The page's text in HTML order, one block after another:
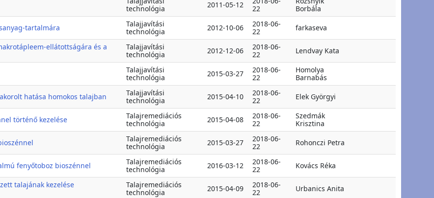
technológia
2011-05-12
22
Borbála
tartalmára
Talajjavítási
technológia
2012-10-06
2018-06-
22
farkaseva
ellátottságára és a
Talajjavítási
technológia
2012-12-06
2018-06-
22
Lendvay Kata
Talajjavítási
technológia
2015-03-27
2018-06-
22
Homolya
Barnabás
hatása homokos talajban
Talajjavítási
technológia
2015-04-10
2018-06-
22
Elek Györgyi
történő kezelése
Talajremediációs
technológia
2015-04-08
2018-06-
22
Szedmák
Krisztina
Talajremediációs
technológia
2015-03-27
2018-06-
22
Rohonczi Petra
fenyőtoboz bioszénnel
Talajremediációs
technológia
2016-03-12
2018-06-
22
Kovács Réka
talajának kezelése
Talajremediációs
technológia
2015-04-09
2018-06-
22
Urbanics Anita